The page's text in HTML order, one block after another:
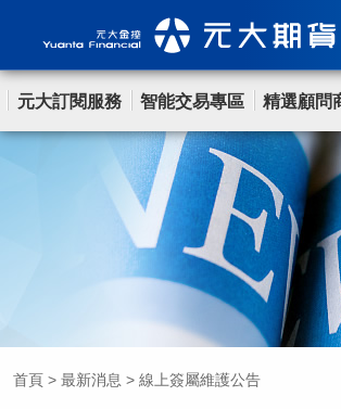
元大訂閱服務 智能交易專區 精選顧問
首頁 > 最新消息 > 線上簽屬維護公告